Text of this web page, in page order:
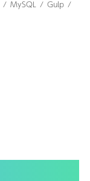
MySQL
Gulp